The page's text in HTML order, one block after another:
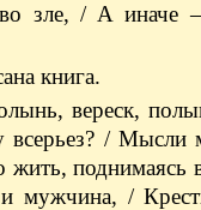
зле, / А иначе
книга.
вереск,
/ Мысли
жить,
мужчина, /